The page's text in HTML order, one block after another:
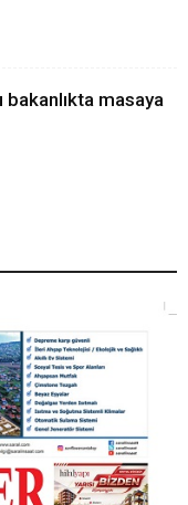
masaya